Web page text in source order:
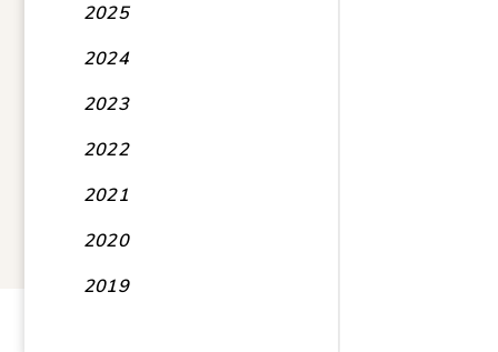
2025
2024
2023
2022
2021
2020
2019